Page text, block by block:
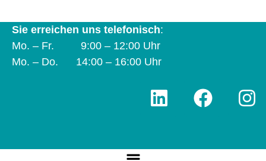
Sie erreichen uns telefonisch:
Mo. – Fr. 9:00 – 12:00 Uhr
Mo. – Do. 14:00 – 16:00 Uhr